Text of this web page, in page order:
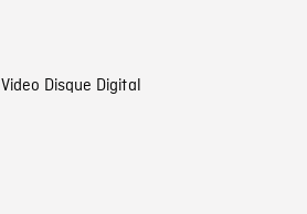
Video Disque Digital